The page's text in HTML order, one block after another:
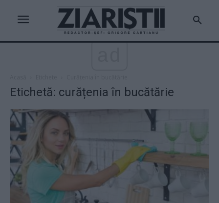
Etichetă: curățenia în bucătărie